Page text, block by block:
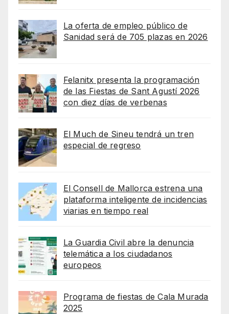
La oferta de empleo público de
Sanidad será de 705 plazas en 2026
Felanitx presenta la programación
de las Fiestas de Sant Agustí 2026
con diez días de verbenas
El Much de Sineu tendrá un tren
especial de regreso
El Consell de Mallorca estrena una
plataforma inteligente de incidencias
viarias en tiempo real
La Guardia Civil abre la denuncia
telemática a los ciudadanos
europeos
Programa de fiestas de Cala Murada
2025